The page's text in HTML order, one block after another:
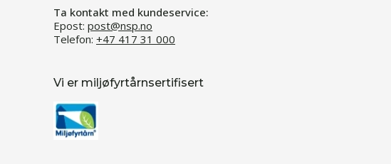
Ta kontakt med kundeservice:
Epost: post@nsp.no
Telefon: +47 417 31 000
Vi er miljøfyrtårnsertifisert